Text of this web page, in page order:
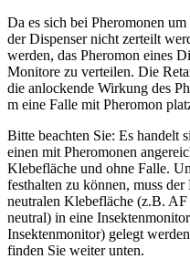
Da es sich bei Pheromonen
der Dispenser nicht zerteilt
werden, das Pheromon eines
Monitore zu verteilen. Die
die anlockende Wirkung des
m eine Falle mit Pheromon
Bitte beachten Sie: Es handelt
einen mit Pheromonen
Klebefläche und ohne Falle.
festhalten zu können, muss
neutralen Klebefläche (z.B.
neutral) in eine
Insektenmonitor) gelegt
finden Sie weiter unten.